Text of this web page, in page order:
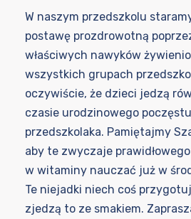
W naszym przedszkolu
postawę prozdrowotną
właściwych nawyków
wszystkich grupach
oczywiście, że dzieci jedzą
czasie urodzinowego
przedszkolaka. Pamiętajmy
aby te zwyczaje
w witaminy nauczać już w
Te niejadki niech coś
zjedzą to ze smakiem.